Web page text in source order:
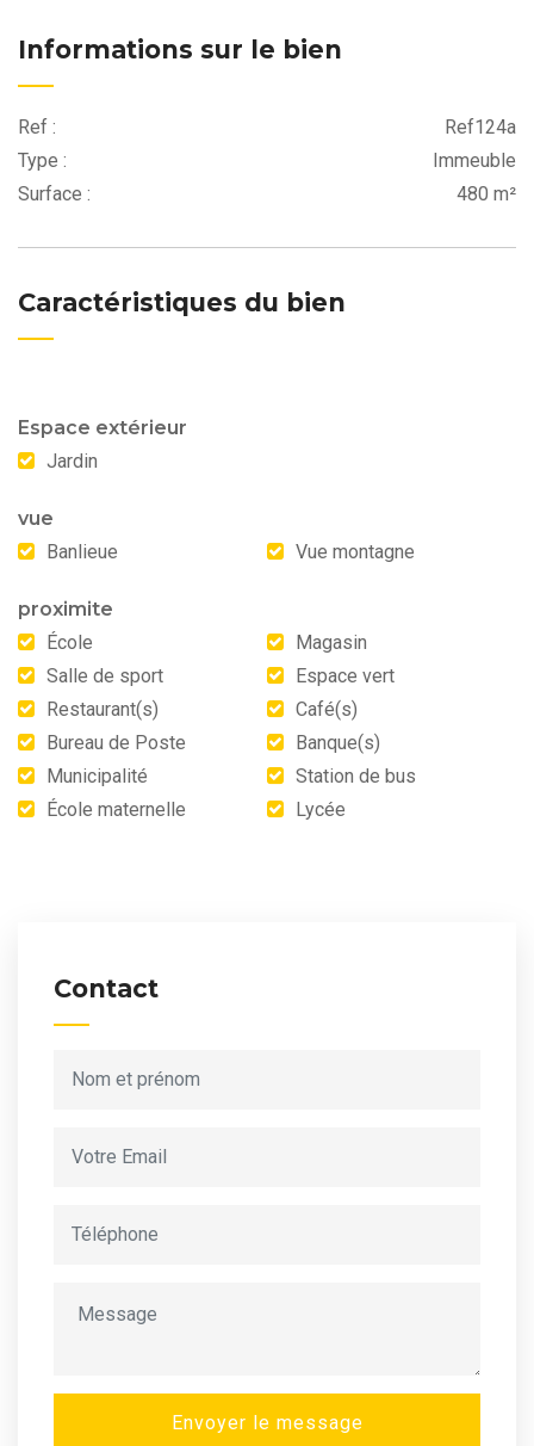
Informations sur le bien
Ref :
Ref124a
Type :
Immeuble
Surface :
480 m²
Caractéristiques du bien
Espace extérieur
Jardin
vue
Banlieue
Vue montagne
proximite
École
Magasin
Salle de sport
Espace vert
Restaurant(s)
Café(s)
Bureau de Poste
Banque(s)
Municipalité
Station de bus
École maternelle
Lycée
Contact